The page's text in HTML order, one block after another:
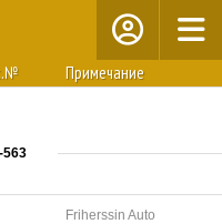
Примечание
563
Friherssin Auto